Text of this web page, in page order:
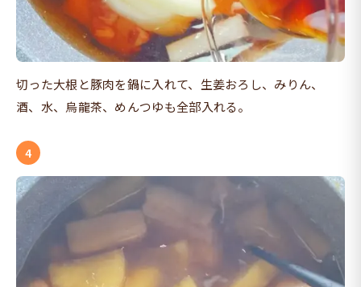
切った大根と豚肉を鍋に入れて、生姜おろし、みりん、
酒、水、烏龍茶、めんつゆも全部入れる。